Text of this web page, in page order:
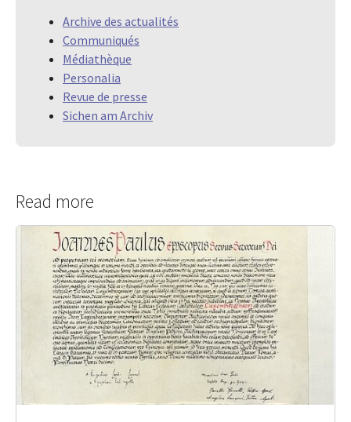
Archive des actualités
Communiqués
Médiathèque
Personalia
Revue de presse
Sichen am Archiv
Read more